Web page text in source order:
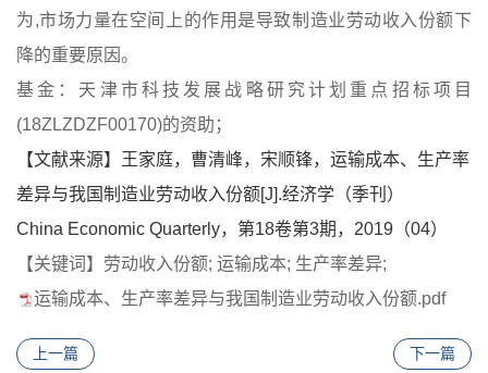
为,市场力量在空间上的作用是导致制造业劳动收入份额下
降的重要原因。
基金： 天津市科技发展战略研究计划重点招标项目
(18ZLZDZF00170)的资助；
【文献来源】 王家庭，曹清峰， 宋顺锋， 运输成本、生产率
差异与我国制造业劳动收入份额[J].经济学（季刊）
China Economic Quarterly，第18卷第3期， 2019（04）
【关键词 】 劳动收入份额; 运输成本; 生产率差异;
运输成本、生产率差异与我国制造业劳动收入份额.pdf
上一篇 下一篇